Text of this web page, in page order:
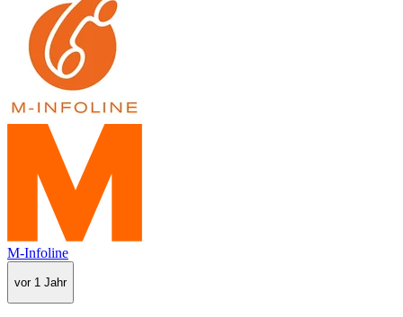
M-Infoline
vor 1 Jahr